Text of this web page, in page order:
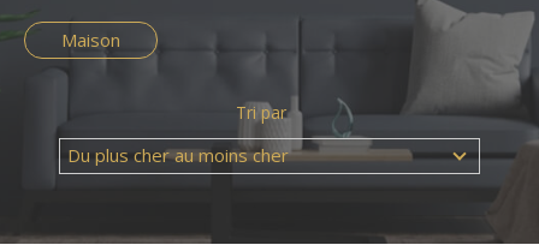
Maison
Tri par
Du plus cher au moins cher
Type de bien
Localisation